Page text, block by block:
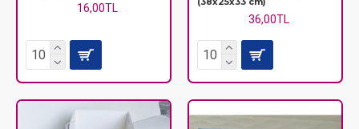
16,00TL
36,00TL